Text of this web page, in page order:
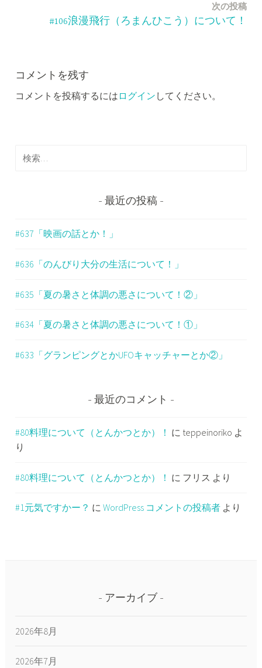
ー
シ
次の投稿
#106浪漫飛行（ろまんひこう）について！
コメントを残す
コメントを投稿するには ログイン してください。
検
索
最近の投稿
#637「映画の話とか！」
#636「のんびり大分の生活について！」
#635「夏の暑さと体調の悪さについて！②」
#634「夏の暑さと体調の悪さについて！①」
#633「グランピングとかUFOキャッチャーとか②」
最近のコメント
#80料理について（とんかつとか）！ に teppeinoriko よ
り
#80料理について（とんかつとか）！ に フリス より
#1元気ですかー？ にWordPress コメントの投稿者 より
アーカイブ
2026年8月
2026年7月